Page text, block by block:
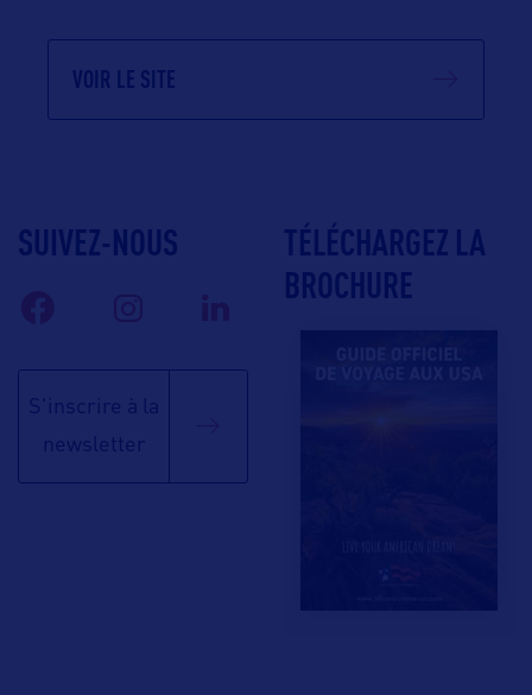
VOIR LE SITE
SUIVEZ-NOUS
S'inscrire à la
newsletter
TÉLÉCHARGEZ LA
BROCHURE